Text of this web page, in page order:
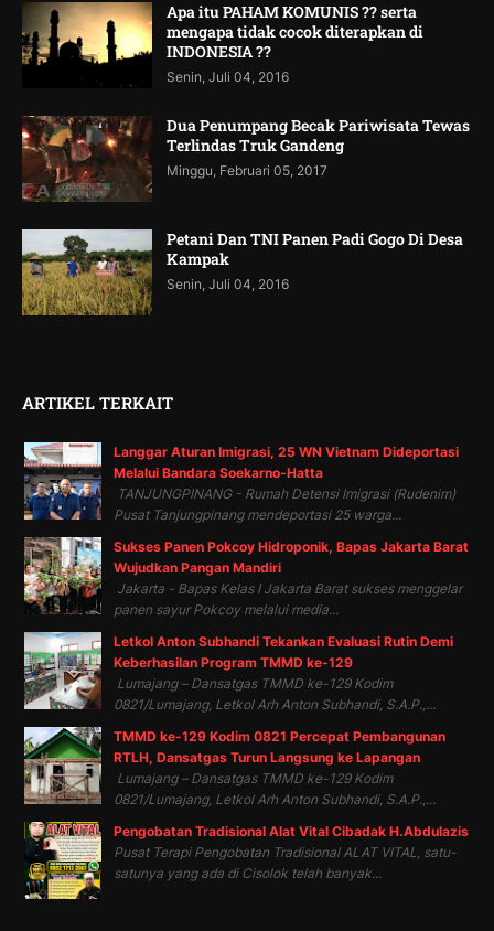
Apa itu PAHAM KOMUNIS ?? serta
mengapa tidak cocok diterapkan di
INDONESIA ??
Senin, Juli 04, 2016
Dua Penumpang Becak Pariwisata Tewas
Terlindas Truk Gandeng
Minggu, Februari 05, 2017
Petani Dan TNI Panen Padi Gogo Di Desa
Kampak
Senin, Juli 04, 2016
ARTIKEL TERKAIT
Langgar Aturan Imigrasi, 25 WN Vietnam Dideportasi
Melalui Bandara Soekarno-Hatta
TANJUNGPINANG - Rumah Detensi Imigrasi (Rudenim)
Pusat Tanjungpinang mendeportasi 25 warga...
Sukses Panen Pokcoy Hidroponik, Bapas Jakarta Barat
Wujudkan Pangan Mandiri
Jakarta - Bapas Kelas I Jakarta Barat sukses menggelar
panen sayur Pokcoy melalui media...
Letkol Anton Subhandi Tekankan Evaluasi Rutin Demi
Keberhasilan Program TMMD ke-129
Lumajang – Dansatgas TMMD ke-129 Kodim
0821/Lumajang, Letkol Arh Anton Subhandi, S.A.P.,...
TMMD ke-129 Kodim 0821 Percepat Pembangunan
RTLH, Dansatgas Turun Langsung ke Lapangan
Lumajang – Dansatgas TMMD ke-129 Kodim
0821/Lumajang, Letkol Arh Anton Subhandi, S.A.P.,...
Pengobatan Tradisional Alat Vital Cibadak H.Abdulazis
Pusat Terapi Pengobatan Tradisional ALAT VITAL, satu-
satunya yang ada di Cisolok telah banyak...